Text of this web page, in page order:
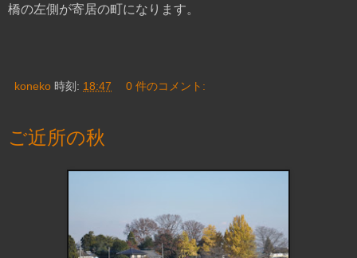
橋の左側が寄居の町になります。
koneko 時刻: 18:47 0 件のコメント:
ご近所の秋